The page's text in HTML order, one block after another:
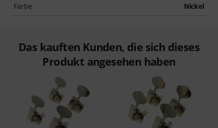
Farbe Nickel
Das kauften Kunden, die sich dieses
Produkt angesehen haben